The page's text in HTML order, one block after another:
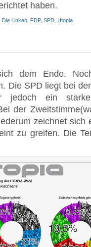
haben.
Die Linken FDP, SPD Utopia
dem Ende.
Die SPD liegt bei
jedoch ein
der
zeichnet sich
zu greifen. Die